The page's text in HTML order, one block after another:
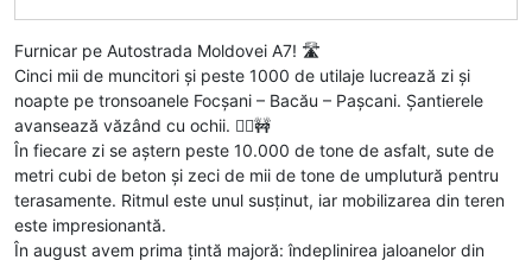
Furnicar pe Autostrada Moldovei A7! 🛣️
Cinci mii de muncitori și peste 1000 de utilaje lucrează zi și
noapte pe tronsoanele Focșani – Bacău – Pașcani. Șantierele
avansează văzând cu ochii. 👷‍♂️🚧
În fiecare zi se aștern peste 10.000 de tone de asfalt, sute de
metri cubi de beton și zeci de mii de tone de umplutură pentru
terasamente. Ritmul este unul susținut, iar mobilizarea din teren
este impresionantă.
În august avem prima țintă majoră: îndeplinirea jaloanelor din